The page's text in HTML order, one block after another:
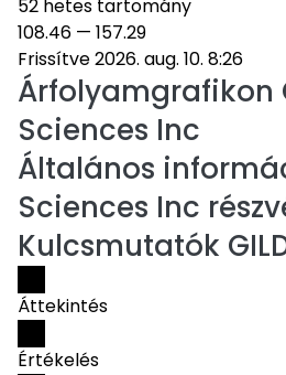
52 hetes tartomány
108.46 — 157.29
Frissítve 2026. aug. 10. 8:26
Árfolyamgrafikon
Sciences Inc
Általános
Sciences Inc
Kulcsmutatók
Áttekintés
Értékelés